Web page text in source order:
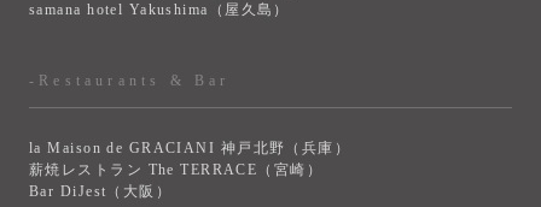
samana hotel Yakushima（屋久島）
-Restaurants & Bar
la Maison de GRACIANI 神戸北野（兵庫）
薪焼レストラン The TERRACE（宮崎）
Bar DiJest（大阪）